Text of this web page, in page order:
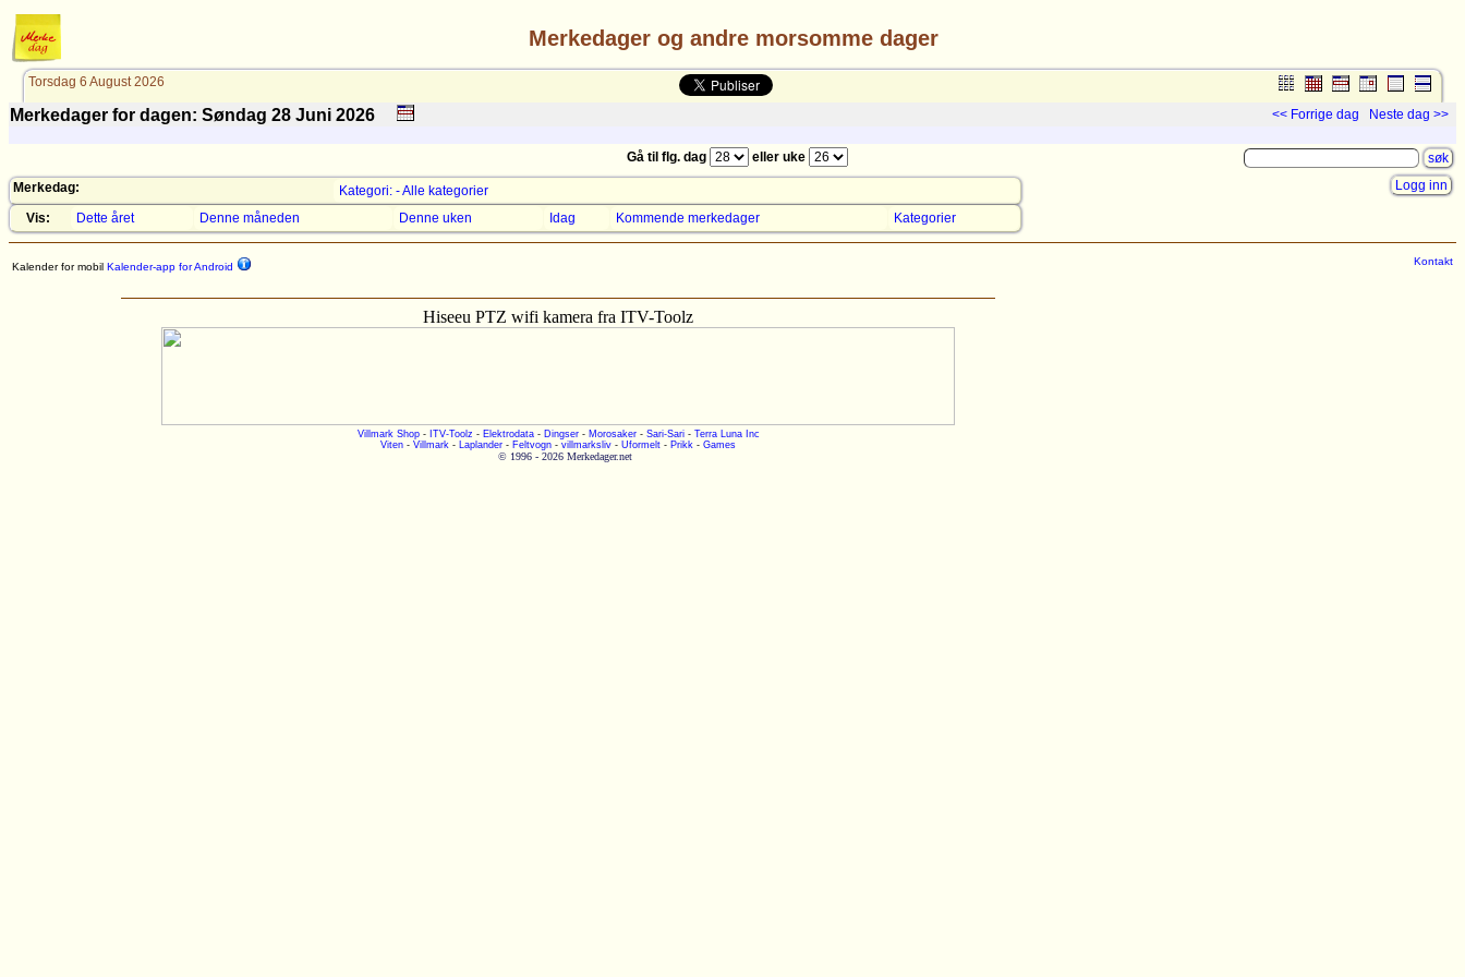
Merkedager og andre morsomme dager
Torsdag 6 August 2026
Merkedager for dagen: Søndag 28 Juni 2026 << Forrige dag Neste dag >>
Gå til flg. dag
eller uke
Merkedag:
Kategori: - Alle kategorier
Vis:
Dette året Denne måneden Denne uken Idag Kommende merkedager Kategorier
Logg inn
Kalender for mobil Kalender-app for Android
Hiseeu PTZ wifi kamera fra ITV-Toolz
Villmark Shop- ITV-Toolz - Elektrodata- Dingser- Morosaker- Sari-Sari- Terra Luna Inc
Viten - Villmark - Laplander - Feltvogn - villmarksliv - Uformelt - Prikk - Games
© 1996 - 2026 Merkedager.net
Kontakt